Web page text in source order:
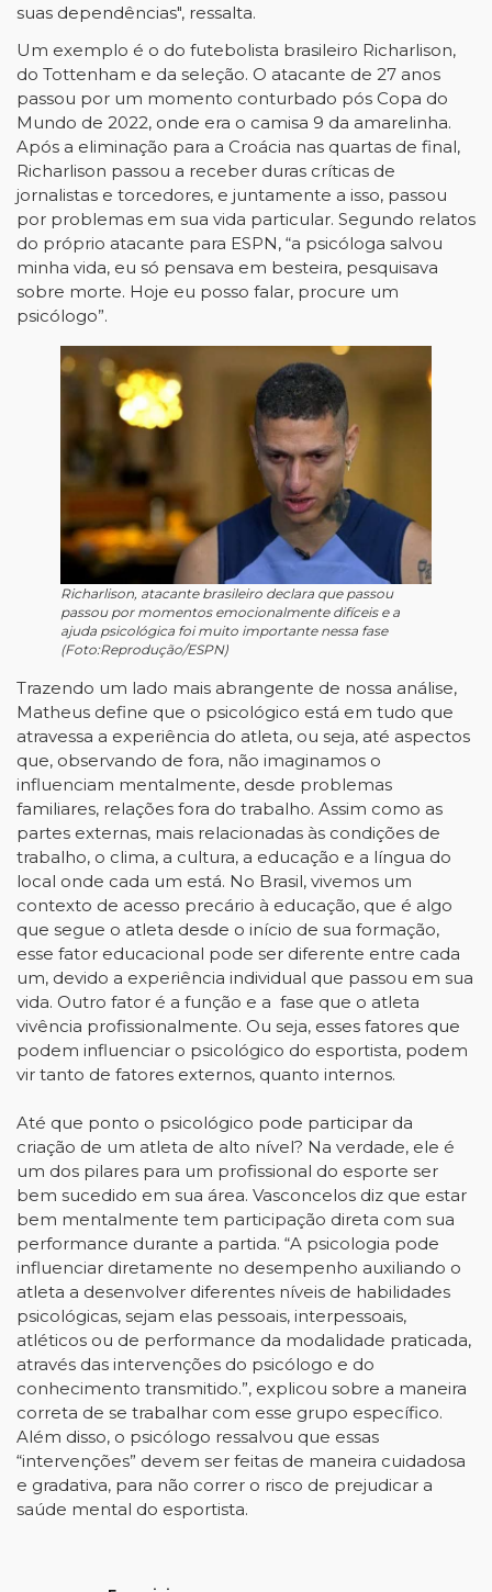
suas dependências", ressalta.
Um exemplo é o do futebolista brasileiro Richarlison,
do Tottenham e da seleção. O atacante de 27 anos
passou por um momento conturbado pós Copa do
Mundo de 2022, onde era o camisa 9 da amarelinha.
Após a eliminação para a Croácia nas quartas de final,
Richarlison passou a receber duras críticas de
jornalistas e torcedores, e juntamente a isso, passou
por problemas em sua vida particular. Segundo relatos
do próprio atacante para ESPN, “a psicóloga salvou
minha vida, eu só pensava em besteira, pesquisava
sobre morte. Hoje eu posso falar, procure um
psicólogo”.
Richarlison, atacante brasileiro declara que passou
passou por momentos emocionalmente difíceis e a
ajuda psicológica foi muito importante nessa fase
(Foto:Reprodução/ESPN)
Trazendo um lado mais abrangente de nossa análise,
Matheus define que o psicológico está em tudo que
atravessa a experiência do atleta, ou seja, até aspectos
que, observando de fora, não imaginamos o
influenciam mentalmente, desde problemas
familiares, relações fora do trabalho. Assim como as
partes externas, mais relacionadas às condições de
trabalho, o clima, a cultura, a educação e a língua do
local onde cada um está. No Brasil, vivemos um
contexto de acesso precário à educação, que é algo
que segue o atleta desde o início de sua formação,
esse fator educacional pode ser diferente entre cada
um, devido a experiência individual que passou em sua
vida. Outro fator é a função e a fase que o atleta
vivência profissionalmente. Ou seja, esses fatores que
podem influenciar o psicológico do esportista, podem
vir tanto de fatores externos, quanto internos.
Até que ponto o psicológico pode participar da
criação de um atleta de alto nível? Na verdade, ele é
um dos pilares para um profissional do esporte ser
bem sucedido em sua área. Vasconcelos diz que estar
bem mentalmente tem participação direta com sua
performance durante a partida. “A psicologia pode
influenciar diretamente no desempenho auxiliando o
atleta a desenvolver diferentes níveis de habilidades
psicológicas, sejam elas pessoais, interpessoais,
atléticos ou de performance da modalidade praticada,
através das intervenções do psicólogo e do
conhecimento transmitido.”, explicou sobre a maneira
correta de se trabalhar com esse grupo específico.
Além disso, o psicólogo ressalvou que essas
“intervenções” devem ser feitas de maneira cuidadosa
e gradativa, para não correr o risco de prejudicar a
saúde mental do esportista.